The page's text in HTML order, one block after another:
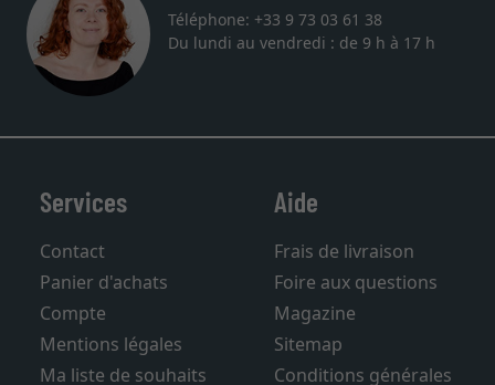
Téléphone: +33 9 73 03 61 38
Du lundi au vendredi : de 9 h à 17 h
Services
Contact
Panier d'achats
Compte
Mentions légales
Ma liste de souhaits
Aide
Frais de livraison
Foire aux questions
Magazine
Sitemap
Conditions générales